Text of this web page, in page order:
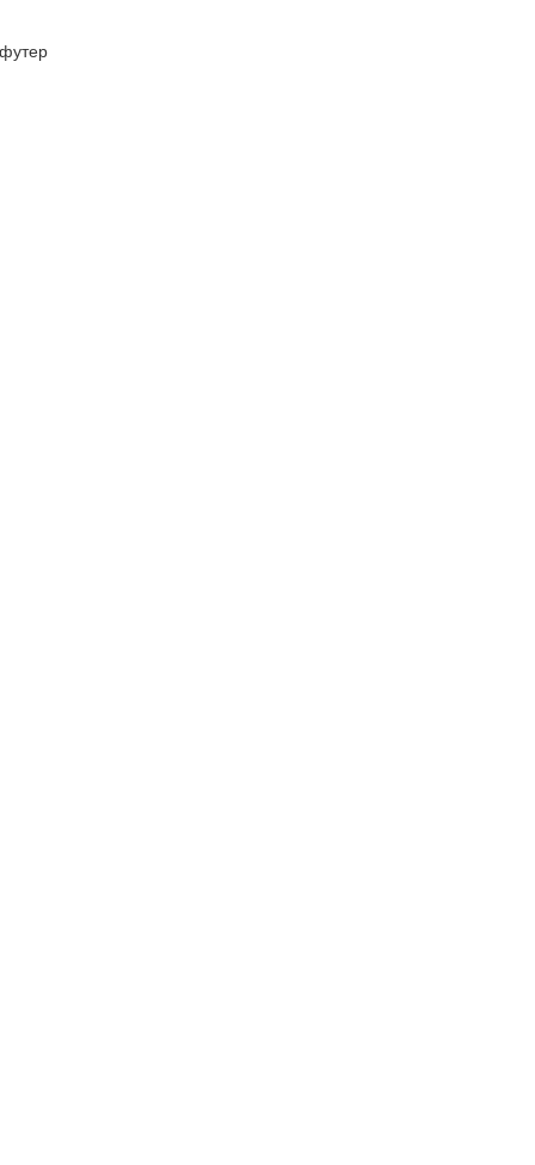
футер